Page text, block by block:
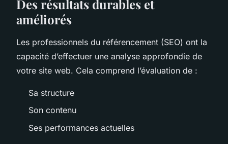
Des résultats durables et
améliorés
Les professionnels du référencement (SEO) ont la
capacité d’effectuer une analyse approfondie de
votre site web. Cela comprend l’évaluation de :
Sa structure
Son contenu
Ses performances actuelles